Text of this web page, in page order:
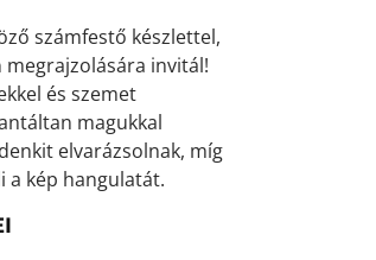
számfestő készlettel,
megrajzolására invitál!
és szemet
magukkal
elvarázsolnak, míg
a kép hangulatát.